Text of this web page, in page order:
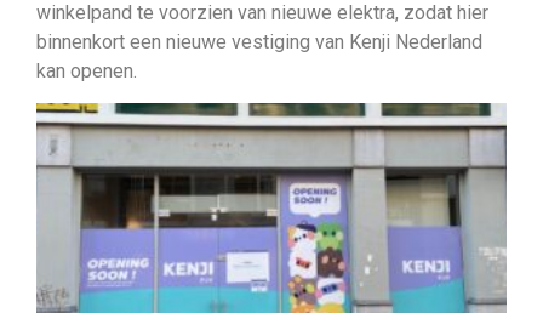
winkelpand te voorzien van nieuwe elektra, zodat hier
binnenkort een nieuwe vestiging van Kenji Nederland
kan openen.